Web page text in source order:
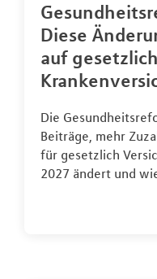
Diese
auf gesetzlich
Die
Beiträge, mehr
für gesetzlich
2027 ändert und